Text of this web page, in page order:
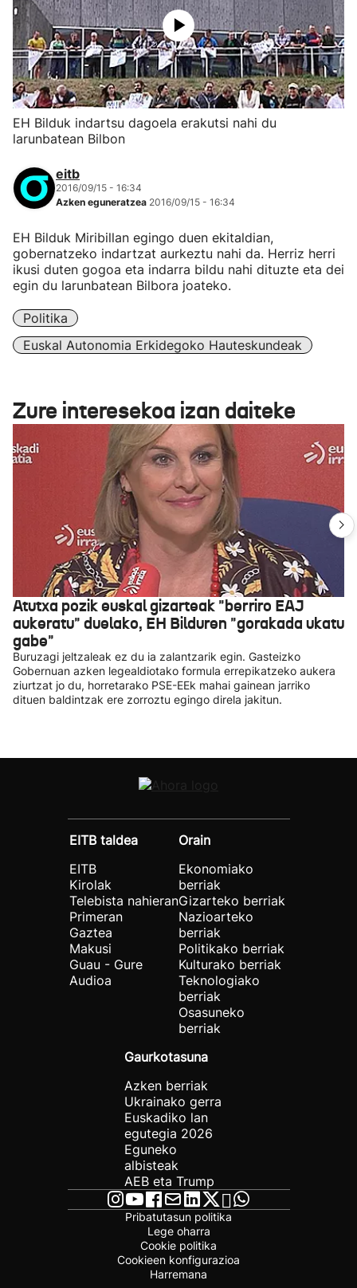
EH Bilduk indartsu dagoela erakutsi nahi du
larunbatean Bilbon
eitb
2016/09/15 - 16:34
Azken eguneratzea 2016/09/15 - 16:34
EH Bilduk Miribillan egingo duen ekitaldian,
gobernatzeko indartzat aurkeztu nahi da. Herriz herri
ikusi duten gogoa eta indarra bildu nahi dituzte eta dei
egin du larunbatean Bilbora joateko.
Politika
Euskal Autonomia Erkidegoko Hauteskundeak
Zure interesekoa izan daiteke
Atutxa pozik euskal gizarteak "berriro EAJ
aukeratu" duelako, EH Bilduren "gorakada ukatu
gabe"
Buruzagi jeltzaleak ez du ia zalantzarik egin. Gasteizko
Gobernuan azken legealdiotako formula errepikatzeko aukera
ziurtzat jo du, horretarako PSE-EEk mahai gainean jarriko
dituen baldintzak ere zorroztu egingo direla jakitun.
EITB taldea
EITB
Kirolak
Telebista nahieran
Primeran
Gaztea
Makusi
Guau - Gure
Audioa
Orain
Ekonomiako
berriak
Gizarteko berriak
Nazioarteko
berriak
Politikako berriak
Kulturako berriak
Teknologiako
berriak
Osasuneko
berriak
Gaurkotasuna
Azken berriak
Ukrainako gerra
Euskadiko lan
egutegia 2026
Eguneko
albisteak
AEB eta Trump
Pribatutasun politika
Lege oharra
Cookie politika
Cookieen konfigurazioa
Harremana